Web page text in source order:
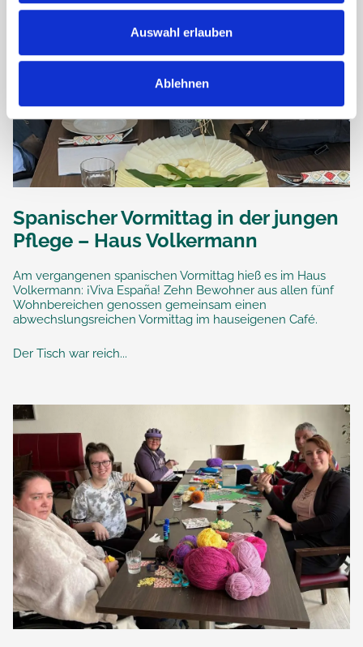
Auswahl erlauben
Ablehnen
Spanischer Vormittag in der jungen
Pflege – Haus Volkermann
Am vergangenen spanischen Vormittag hieß es im Haus
Volkermann: ¡Viva España! Zehn Bewohner aus allen fünf
Wohnbereichen genossen gemeinsam einen
abwechslungsreichen Vormittag im hauseigenen Café.
Der Tisch war reich...